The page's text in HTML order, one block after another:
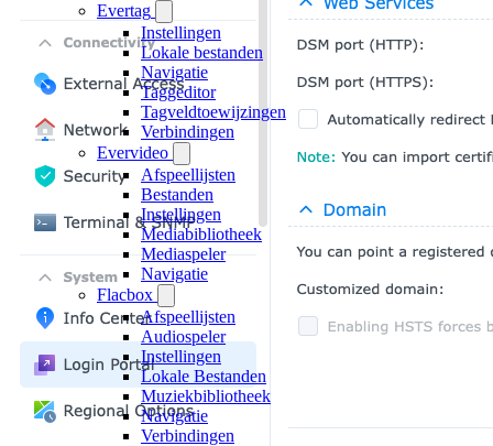
Evertag
Instellingen
Lokale bestanden
Navigatie
Taggeditor
Tagveldtoewijzingen
Verbindingen
Evervideo
Afspeellijsten
Bestanden
Instellingen
Mediabibliotheek
Mediaspeler
Navigatie
Flacbox
Afspeellijsten
Audiospeler
Instellingen
Lokale Bestanden
Muziekbibliotheek
Navigatie
Verbindingen